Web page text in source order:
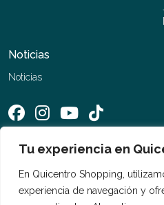
Tu experiencia en
En Quicentro Shopping,
experiencia de navegación y
Noticias
Noticias
©2026 Quicentro Shopping. Todos los